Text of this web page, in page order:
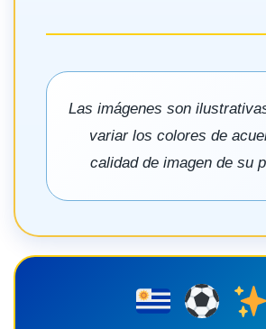
Las imágenes son
variar los colores de
calidad de imagen de su